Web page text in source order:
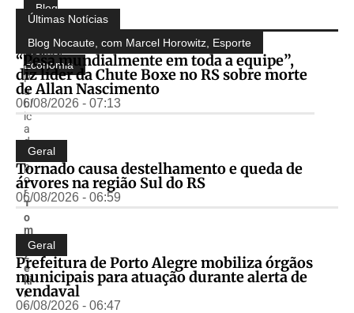
Compartilhe:
Blog
do
Almir
Freitas,
Economia
P
u
bl
ic
a
d
o
p
o
r
T
o
m
S
z
e
ki
r
-
Últimas Notícias
Blog Nocaute, com Marcel Horowitz Esporte
“Pesa mundialmente em toda a equipe”,
diz líder da Chute Boxe no RS sobre morte
de Allan Nascimento
06/08/2026 - 07:13
Geral
Tornado causa destelhamento e queda de
árvores na região Sul do RS
06/08/2026 - 06:59
Geral
Prefeitura de Porto Alegre mobiliza órgãos
municipais para atuação durante alerta de
vendaval
06/08/2026 - 06:47